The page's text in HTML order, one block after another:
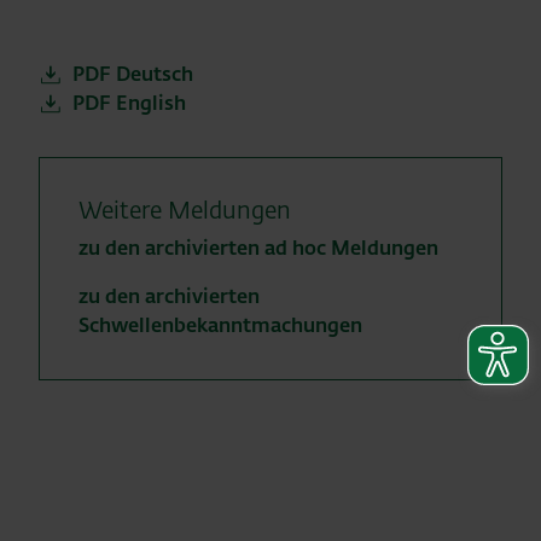
PDF Deutsch
PDF English
Weitere Meldungen
zu den archivierten ad hoc Meldungen
zu den archivierten
Schwellenbekanntmachungen